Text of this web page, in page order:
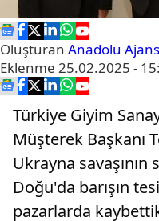
Oluşturan Anadolu
Eklenme 25.02.2025 -
Türkiye Giyim
Müşterek Başkanı
Ukrayna
Doğu'da barışın
pazarlarda